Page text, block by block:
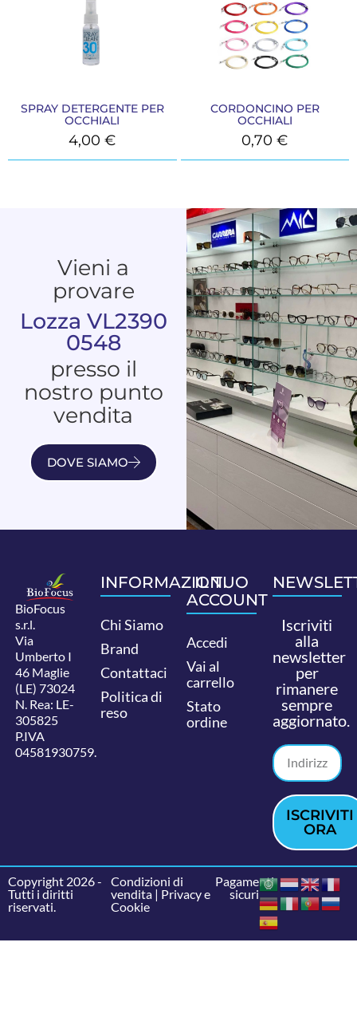
SPRAY DETERGENTE PER
OCCHIALI
4,00€
CORDONCINO PER
OCCHIALI
0,70€
Vieni a
provare
Lozza VL2390
0548
presso il
nostro punto
vendita
DOVE SIAMO
BioFocus
s.r.l.
Via
Umberto I
46 Maglie
(LE) 73024
N. Rea: LE-
305825
P.IVA
04581930759.
INFORMAZIONI
Chi Siamo
Brand
Contattaci
Politica di
reso
IL TUO
ACCOUNT
Accedi
Vai al
carrello
Stato
ordine
Iscriviti
alla
newsletter
per
rimanere
sempre
aggiornato.
ISCRIVITI
ORA
Copyright 2026 -
Tutti i diritti
riservati.
Condizioni di
vendita| Privacy e
Cookie
Pagamenti
sicuri